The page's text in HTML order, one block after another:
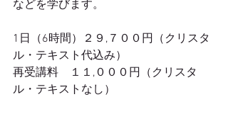
などを学びます。
1日（6時間）２９,７００円（クリスタ
ル・テキスト代込み）
再受講料　１１,０００円（クリスタ
ル・テキストなし）